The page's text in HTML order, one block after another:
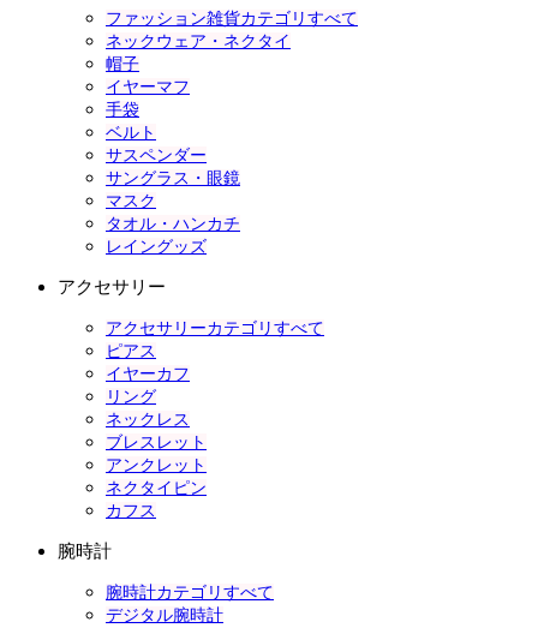
ファッション雑貨カテゴリすべて
ネックウェア・ネクタイ
帽子
イヤーマフ
手袋
ベルト
サスペンダー
サングラス・眼鏡
マスク
タオル・ハンカチ
レイングッズ
アクセサリー
アクセサリーカテゴリすべて
ピアス
イヤーカフ
リング
ネックレス
ブレスレット
アンクレット
ネクタイピン
カフス
腕時計
腕時計カテゴリすべて
デジタル腕時計